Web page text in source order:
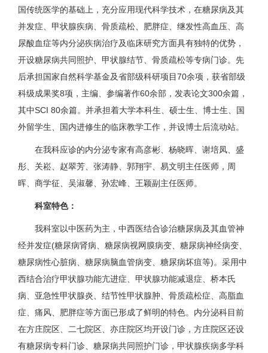
国传统医学的基础上，充分应用现代科学技术，在糖尿病及其
并发症、甲状腺疾病、骨质疏松、肥胖症、继发性高血压、高
尿酸血症等内分泌疾病治疗及临床研究方面具有独特的优势，
开设糖尿病共同照护、甲状腺结节、骨质疏松等专病门诊。先
后承担国家自然科学基金及省部级科研项目70余项，获省部级
科级成果奖8项，主编、参编著作60余部，发表论文300余篇，
其中SCI 80余篇。并承担着大学本科生、硕士生、博士生、国
外留学生、国内进修生的临床教学工作，并设博士后流动站。
在我科应诊的内分泌专家有高彦彬、杨晓晖、谢培凤、盛
彤、关崧、赵翠芳、张涛静、郭翔宇、易文明主任医师，周
晖、商学征、吴淑馨、孙宏峰、王颖副主任医师。
科室特色：
我科室以中医药为主，中西医结合诊治糖尿病及其血管神
经并发症(糖尿病肾病、糖尿病视网膜病变、糖尿病神经病变、
糖尿病性心脏病、糖尿病脑血管病变、糖尿病坏疽等)。采用中
西结合治疗甲状腺功能亢进症、甲状腺功能减退症、桥本氏
病、亚急性甲状腺炎、结节性甲状腺肿、骨质疏松症、高脂血
症、痛风、肥胖症等方面已形成了鲜明的特色。内分泌科目前
在方庄院区、二七院区、亦庄院区均开设门诊，方庄院区还设
有糖尿病专科门诊、糖尿病共同照护门诊，甲状腺疾病多学科